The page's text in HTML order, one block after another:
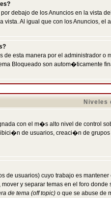
por debajo de los Anuncios en la
vista. Al igual que con los Anuncios,
de esta manera por el administrador
Bloqueado son autom�ticamente
Niveles
con el m�s alto nivel de control
de usuarios, creaci�n de
de usuarios) cuyo trabajo es
y separar temas en el foro
de tema (off topic) o que se abuse de